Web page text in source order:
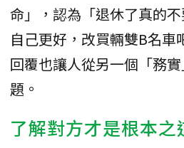
命」，認為「退休了真的
自己更好，改買輛雙B名車
回覆也讓人從另一個「務
題。
了解對方才是根本之